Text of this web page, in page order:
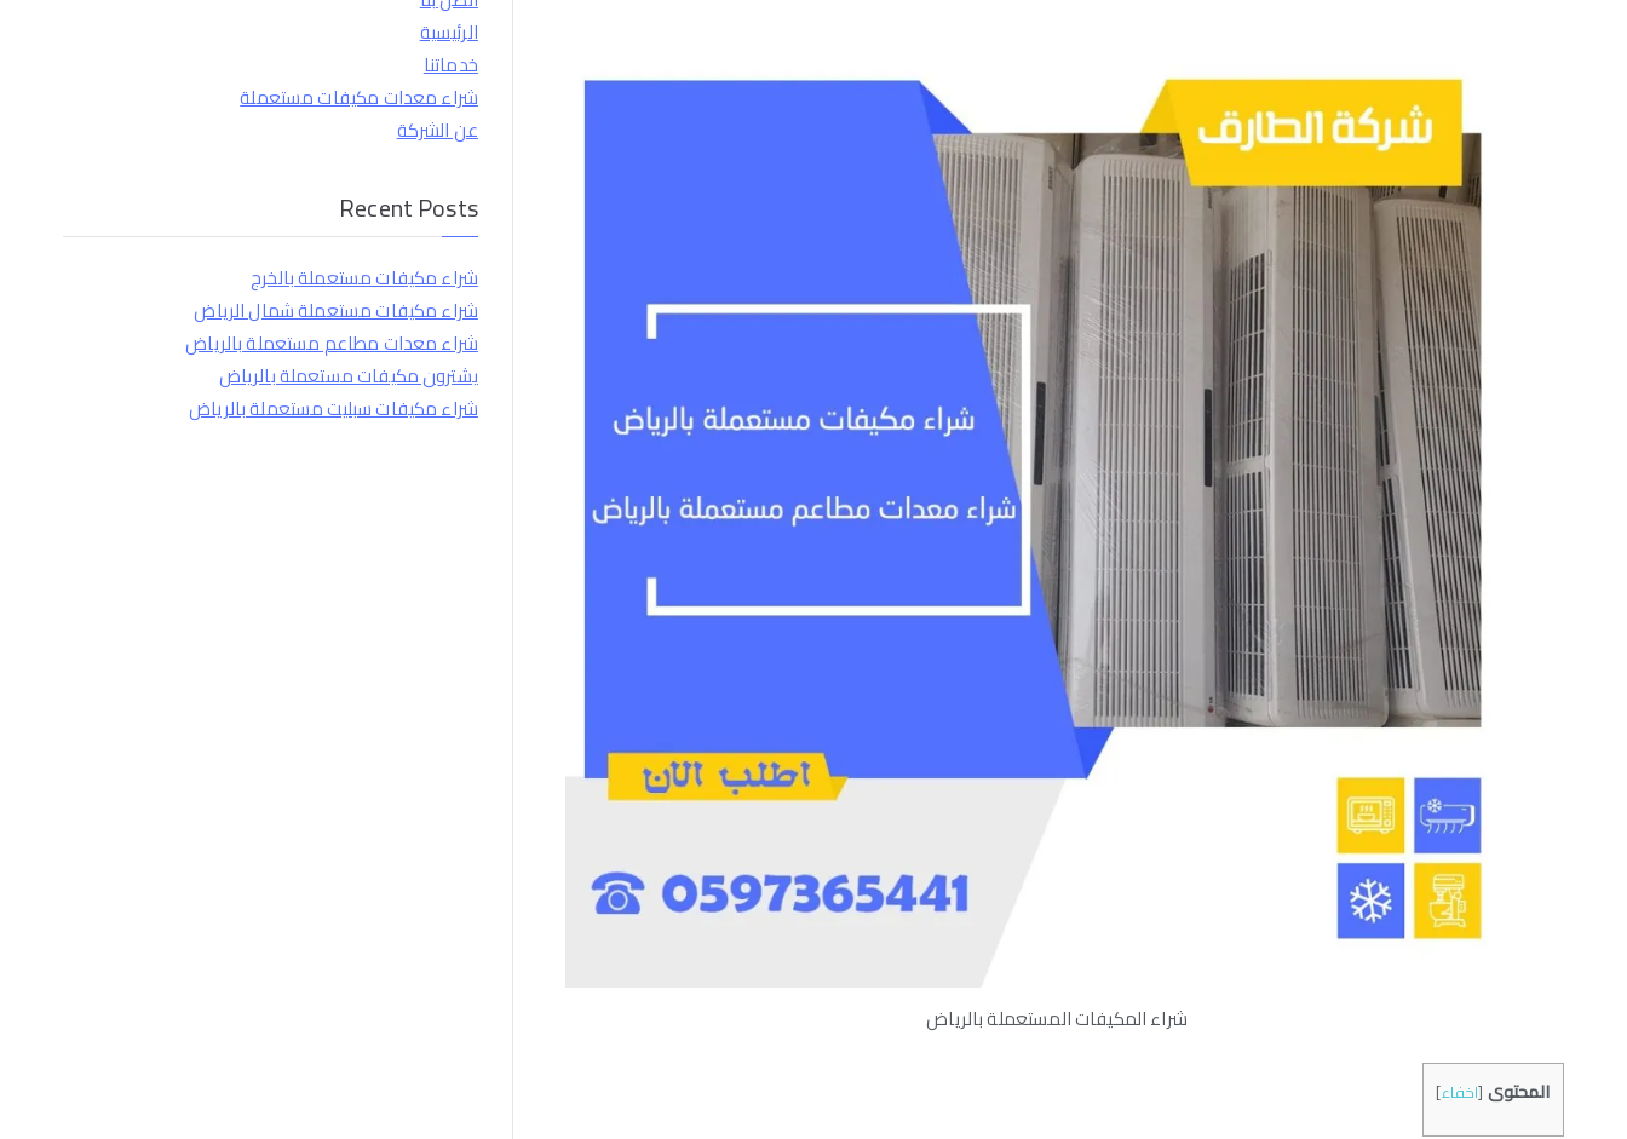
شراء المكيفات المستعملة بالرياض
المحتوى [اخفاء]
الرئيسية
خدماتنا
شراء معدات مكيفات مستعملة
عن الشركة
Recent Posts
شراء مكيفات مستعملة بالخرج
شراء مكيفات مستعملة شمال الرياض
شراء معدات مطاعم مستعملة بالرياض
يشترون مكيفات مستعملة بالرياض
شراء مكيفات سبليت مستعملة بالرياض